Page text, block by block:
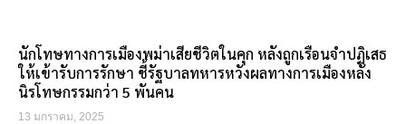
นักโทษทางการเมืองพม่าเสียชีวิตในคุก หลังถูกเรือนจำปฏิเสธ
ให้เข้ารับการรักษา ชี้รัฐบาลทหารหวังผลทางการเมืองหลัง
นิรโทษกรรมกว่า 5 พันคน
13 มกราคม, 2025